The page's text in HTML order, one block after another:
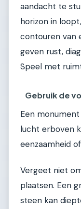
aandacht te
horizon in
contouren van
geven rust,
Speel met
Gebruik de
Een
lucht erboven
eenzaamheid
Vergeet niet
plaatsen. Een
steen kan